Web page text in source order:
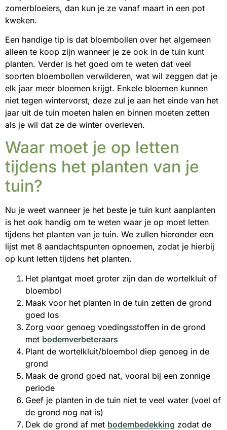
zomerbloeiers, dan kun je ze vanaf maart in een pot
kweken.
Een handige tip is dat bloembollen over het algemeen
alleen te koop zijn wanneer je ze ook in de tuin kunt
planten. Verder is het goed om te weten dat veel
soorten bloembollen verwilderen, wat wil zeggen dat je
elk jaar meer bloemen krijgt. Enkele bloemen kunnen
niet tegen wintervorst, deze zul je aan het einde van het
jaar uit de tuin moeten halen en binnen moeten zetten
als je wil dat ze de winter overleven.
Waar moet je op letten
tijdens het planten van je
tuin?
Nu je weet wanneer je het beste je tuin kunt aanplanten
is het ook handig om te weten waar je op moet letten
tijdens het planten van je tuin. We zullen hieronder een
lijst met 8 aandachtspunten opnoemen, zodat je hierbij
op kunt letten tijdens het planten.
Het plantgat moet groter zijn dan de wortelkluit of
bloembol
Maak voor het planten in de tuin zetten de grond
goed los
Zorg voor genoeg voedingsstoffen in de grond
met bodemverbeteraars
Plant de wortelkluit/bloembol diep genoeg in de
grond
Maak de grond goed nat, vooral bij een zonnige
periode
Geef je planten in de tuin niet te veel water (voel of
de grond nog nat is)
Dek de grond af met bodembedekking zodat de